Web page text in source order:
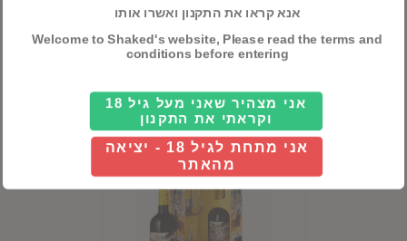
אנא קראו את התקנון ואשרו אותו
Welcome to Shaked's website, Please read the terms and
conditions before entering
אני מצהיר שאני מעל גיל 18
וקראתי את התקנון
אני מתחת לגיל 18 - יציאה
מהאתר